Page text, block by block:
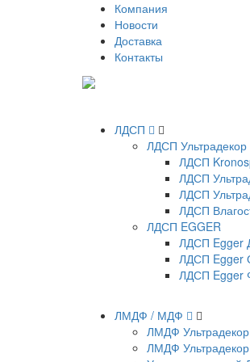
Компания
Новости
Доставка
Контакты
ЛДСП
ЛДСП
ЛДСП
ЛДСП
ЛДСП
ЛДСП
ЛДСП EGGER
ЛДСП Egger
ЛДСП Egger
ЛДСП Egger
ЛМДФ / МДФ
ЛМДФ
ЛМДФ